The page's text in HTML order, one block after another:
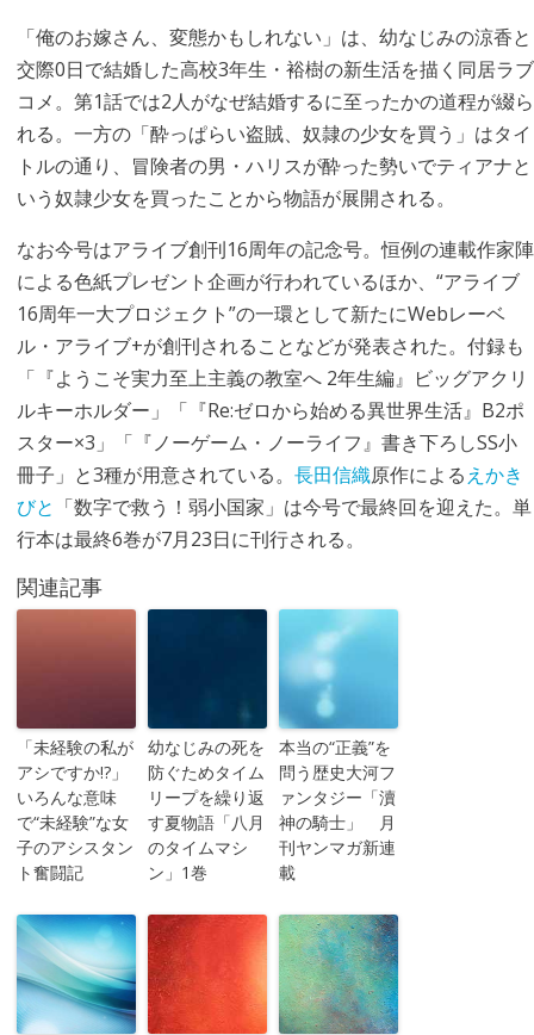
「俺のお嫁さん、変態かもしれない」は、幼なじみの涼香と
交際0日で結婚した高校3年生・裕樹の新生活を描く同居ラブ
コメ。第1話では2人がなぜ結婚するに至ったかの道程が綴ら
れる。一方の「酔っぱらい盗賊、奴隷の少女を買う」はタイ
トルの通り、冒険者の男・ハリスが酔った勢いでティアナと
いう奴隷少女を買ったことから物語が展開される。
なお今号はアライブ創刊16周年の記念号。恒例の連載作家陣
による色紙プレゼント企画が行われているほか、“アライブ
16周年一大プロジェクト”の一環として新たにWebレーベ
ル・アライブ+が創刊されることなどが発表された。付録も
「『ようこそ実力至上主義の教室へ 2年生編』ビッグアクリ
ルキーホルダー」「『Re:ゼロから始める異世界生活』B2ポ
スター×3」「『ノーゲーム・ノーライフ』書き下ろしSS小
冊子」と3種が用意されている。 長田信織原作による えかき
びと 「数字で救う！弱小国家」は今号で最終回を迎えた。単
行本は最終6巻が7月23日に刊行される。
関連記事
「未経験の私が
アシですか!?」
いろんな意味
で“未経験”な女
子のアシスタン
ト奮闘記
幼なじみの死を
防ぐためタイム
リープを繰り返
す夏物語「八月
のタイムマシ
ン」1巻
本当の“正義”を
問う歴史大河フ
ァンタジー「瀆
神の騎士」 月
刊ヤンマガ新連
載